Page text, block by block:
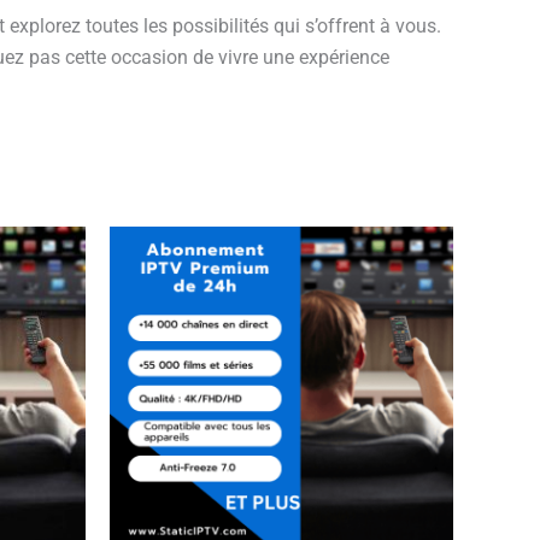
toutes les possibilités qui s’offrent à vous.
pas cette occasion de vivre une expérience